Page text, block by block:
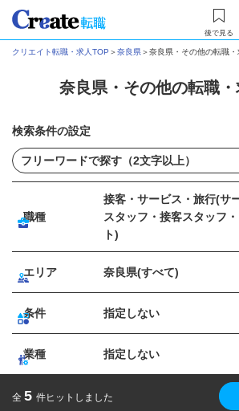
後で見る
クリエイト転職・求人TOP ＞奈良県＞奈良県・その他の転職・
奈良県・その他の転職
検索条件の設定
職種
接客・サービス・旅行(サ
スタッフ・接客スタッフ
ト)
エリア 奈良県(すべて)
条件 指定しない
業種 指定しない
全 5 件ヒットしました